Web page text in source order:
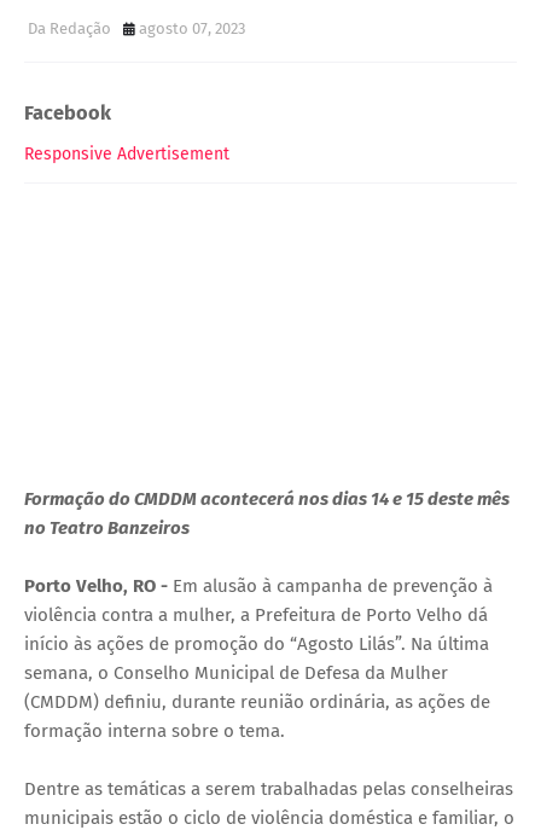
Da Redação agosto 07, 2023
Facebook
Responsive Advertisement
Formação do CMDDM acontecerá nos dias 14 e 15 deste mês
no Teatro Banzeiros
Porto Velho, RO - Em alusão à campanha de prevenção à
violência contra a mulher, a Prefeitura de Porto Velho dá
início às ações de promoção do “Agosto Lilás”. Na última
semana, o Conselho Municipal de Defesa da Mulher
(CMDDM) definiu, durante reunião ordinária, as ações de
formação interna sobre o tema.
Dentre as temáticas a serem trabalhadas pelas conselheiras
municipais estão o ciclo de violência doméstica e familiar, o